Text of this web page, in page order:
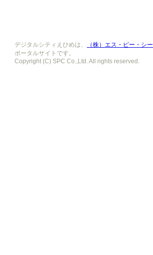
デジタルシティえひめは、 （株）エス・ピー・シー
ポータルサイトです。
Copyright (C) SPC Co.,Ltd. All rights reserved.